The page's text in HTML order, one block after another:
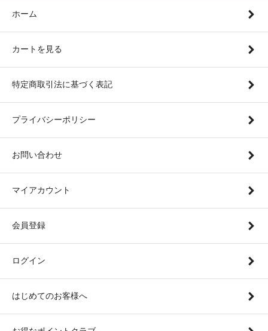
ホーム
カートを見る
特定商取引法に基づく表記
プライバシーポリシー
お問い合わせ
マイアカウント
会員登録
ログイン
はじめてのお客様へ